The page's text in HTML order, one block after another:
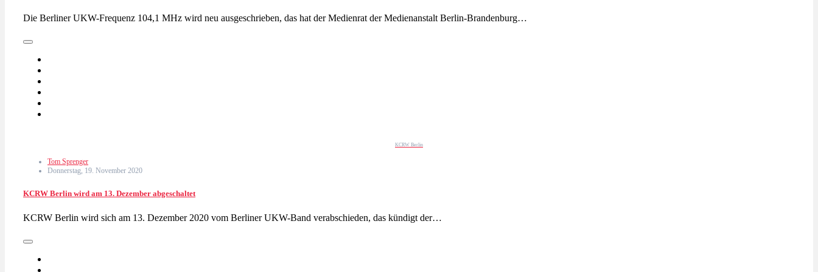
Die Berliner UKW-Frequenz 104,1 MHz wird neu ausgeschrieben, das hat der Medienrat der Medienanstalt Berlin-Brandenburg…
KCRW Berlin
Tom Sprenger
Donnerstag, 19. November 2020
KCRW Berlin wird am 13. Dezember abgeschaltet
KCRW Berlin wird sich am 13. Dezember 2020 vom Berliner UKW-Band verabschieden, das kündigt der…